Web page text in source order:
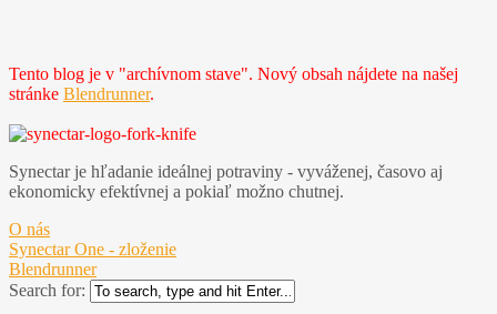
Tento blog je v "archívnom stave". Nový obsah nájdete na našej
stránke Blendrunner.
Synectar je hľadanie ideálnej potraviny - vyváženej, časovo aj
ekonomicky efektívnej a pokiaľ možno chutnej.
O nás
Synectar One - zloženie
Blendrunner
Search for: